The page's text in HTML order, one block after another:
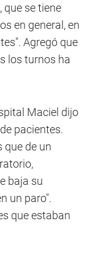
que se tiene
en general, en
Agregó que
los turnos ha
Maciel dijo
pacientes.
que de un
baja su
un paro".
que estaban